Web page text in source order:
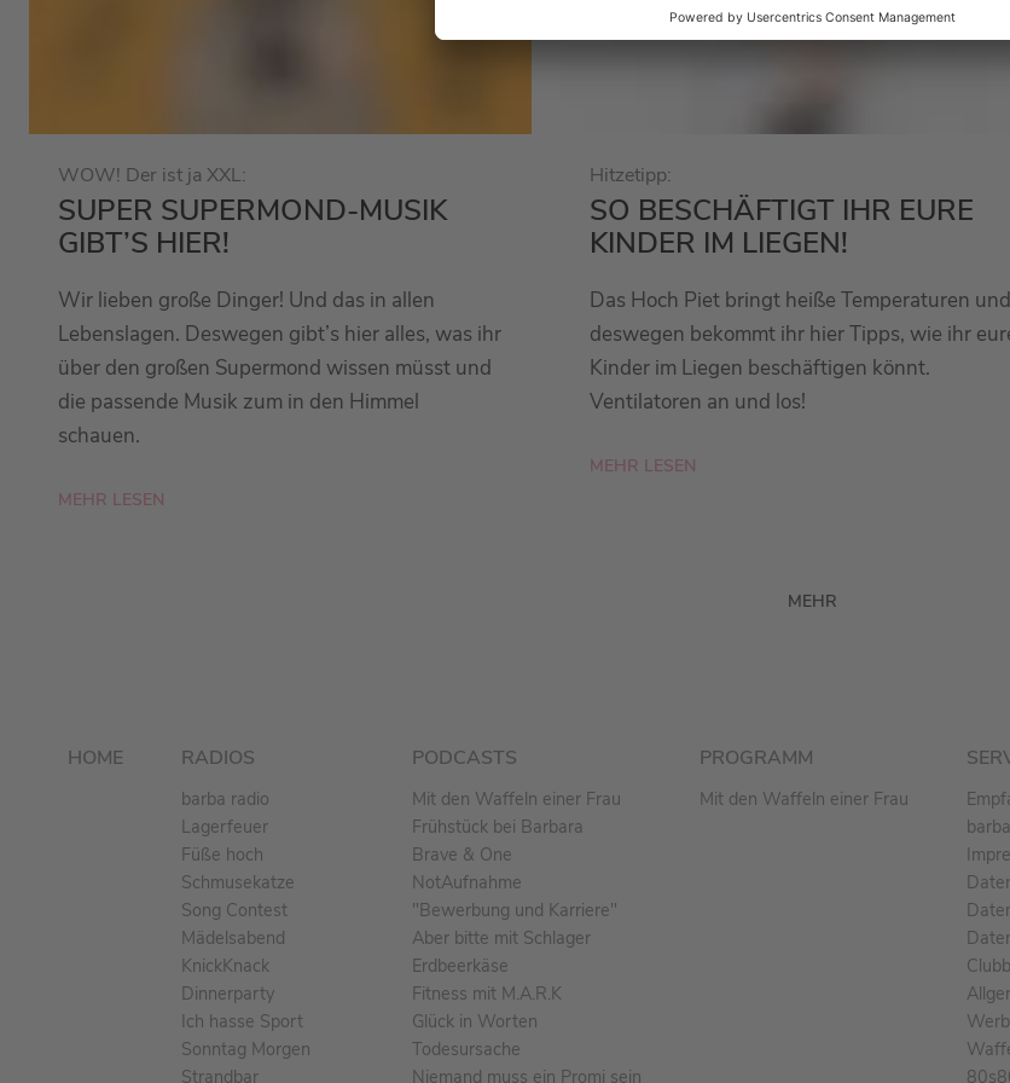
WOW! Der ist ja XXL:
SUPER SUPERMOND-MUSIK
GIBT’S HIER!
Wir lieben große Dinger! Und das in allen
Lebenslagen. Deswegen gibt’s hier alles, was ihr
über den großen Supermond wissen müsst und
die passende Musik zum in den Himmel
schauen.
MEHR LESEN
Hitzetipp:
SO BESCHÄFTIGT IHR EURE
KINDER IM LIEGEN!
Das Hoch Piet bringt heiße Temperaturen und
deswegen bekommt ihr hier Tipps, wie ihr
Kinder im Liegen beschäftigen könnt.
Ventilatoren an und los!
MEHR LESEN
MEHR
HOME RADIOS
barba radio
Lagerfeuer
Füße hoch
Schmusekatze
Song Contest
Mädelsabend
KnickKnack
Dinnerparty
Ich hasse Sport
Sonntag Morgen
Strandbar
PODCASTS
Mit den Waffeln einer Frau
Frühstück bei Barbara
Brave & One
NotAufnahme
"Bewerbung und Karriere"
Aber bitte mit Schlager
Erdbeerkäse
Fitness mit M.A.R.K
Glück in Worten
Todesursache
Niemand muss ein Promi sein
PROGRAMM
Mit den Waffeln einer Frau